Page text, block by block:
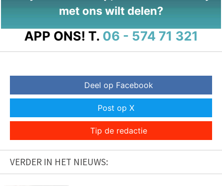
met ons wilt delen?
APP ONS! T. 06 - 574 71 321
Deel op Facebook
Post op X
Tip de redactie
VERDER IN HET NIEUWS: